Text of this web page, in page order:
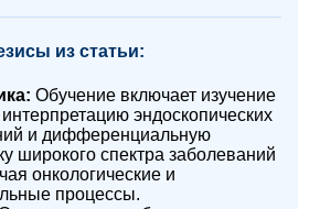
из статьи:
Обучение включает изучение
эндоскопических
и дифференциальную
широкого спектра заболеваний
онкологические и
процессы.